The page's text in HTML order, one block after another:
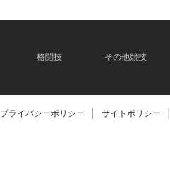
格闘技 その他競技
プライバシーポリシー サイトポリシー